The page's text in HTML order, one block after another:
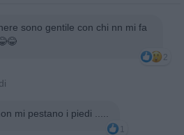
sono gentile con chi nn mi fa
2
mi pestano i piedi .....
1